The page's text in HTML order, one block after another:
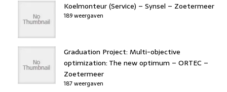
Koelmonteur (Service) – Synsel – Zoetermeer
189 weergaven
Graduation Project: Multi-objective
optimization: The new optimum – ORTEC –
Zoetermeer
187 weergaven